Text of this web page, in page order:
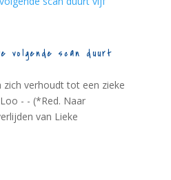
volgende scan duurt
zich verhoudt tot een zieke
- - (*Red. Naar
van Lieke